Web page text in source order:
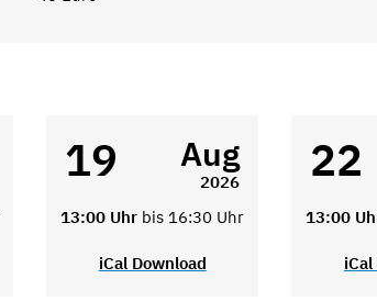
19 Aug
2026
13:00 Uhr bis 16:30 Uhr
iCal Download
22
13:00